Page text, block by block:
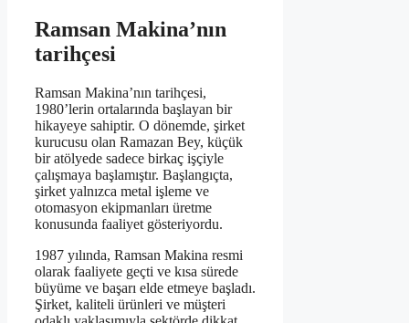
Ramsan Makina’nın
tarihçesi
Ramsan Makina’nın tarihçesi,
1980’lerin ortalarında başlayan bir
hikayeye sahiptir. O dönemde, şirket
kurucusu olan Ramazan Bey, küçük
bir atölyede sadece birkaç işçiyle
çalışmaya başlamıştır. Başlangıçta,
şirket yalnızca metal işleme ve
otomasyon ekipmanları üretme
konusunda faaliyet gösteriyordu.
1987 yılında, Ramsan Makina resmi
olarak faaliyete geçti ve kısa sürede
büyüme ve başarı elde etmeye başladı.
Şirket, kaliteli ürünleri ve müşteri